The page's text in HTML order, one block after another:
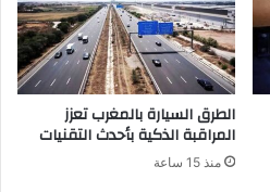
الطرق السيارة بالمغرب تعزز
المراقبة الذكية بأحدث التقنيات
منذ 15 ساعة